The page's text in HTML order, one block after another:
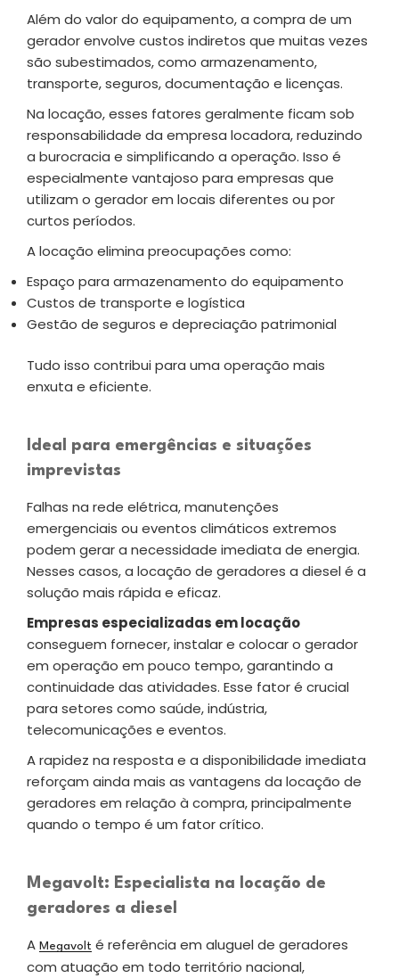
Além do valor do equipamento, a compra de um
gerador envolve custos indiretos que muitas vezes
são subestimados, como armazenamento,
transporte, seguros, documentação e licenças.
Na locação, esses fatores geralmente ficam sob
responsabilidade da empresa locadora, reduzindo
a burocracia e simplificando a operação. Isso é
especialmente vantajoso para empresas que
utilizam o gerador em locais diferentes ou por
curtos períodos.
A locação elimina preocupações como:
Espaço para armazenamento do equipamento
Custos de transporte e logística
Gestão de seguros e depreciação patrimonial
Tudo isso contribui para uma operação mais
enxuta e eficiente.
Ideal para emergências e situações
imprevistas
Falhas na rede elétrica, manutenções
emergenciais ou eventos climáticos extremos
podem gerar a necessidade imediata de energia.
Nesses casos, a locação de geradores a diesel é a
solução mais rápida e eficaz.
Empresas especializadas em locação
conseguem fornecer, instalar e colocar o gerador
em operação em pouco tempo, garantindo a
continuidade das atividades. Esse fator é crucial
para setores como saúde, indústria,
telecomunicações e eventos.
A rapidez na resposta e a disponibilidade imediata
reforçam ainda mais as vantagens da locação de
geradores em relação à compra, principalmente
quando o tempo é um fator crítico.
Megavolt: Especialista na locação de
geradores a diesel
A Megavolt é referência em aluguel de geradores
com atuação em todo território nacional,